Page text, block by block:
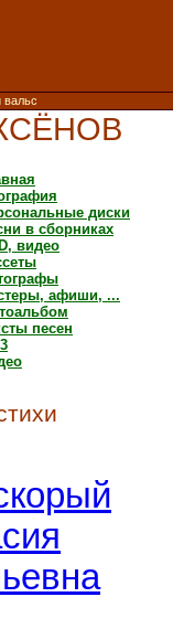
вальс
диски
в сборниках
видео
афиши, ...
песен